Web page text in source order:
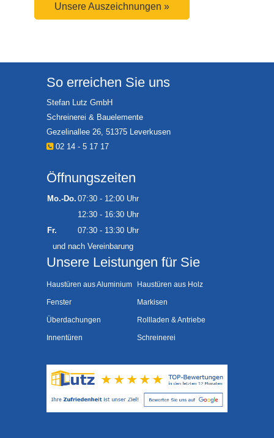
Unsere Auszeichnungen »
So erreichen Sie uns
Stefan Lutz GmbH
Schreinerei & Bauelemente
Gezelinallee 26, 51375 Leverkusen
02 14 - 5 17 17
Öffnungszeiten
Mo.-Do. 07:30 - 12:00 Uhr
12:30 - 16:30 Uhr
Fr.
07:30 - 13:30 Uhr
und nach Vereinbarung
Unsere Leistungen für Sie
Haustüren aus Aluminium Haustüren aus Holz
Fenster Markisen
Überdachungen Rollladen & Antriebe
Innentüren Schreinerei